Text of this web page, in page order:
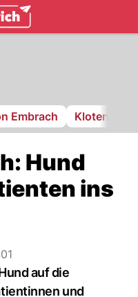
Embrach Kloten
Hund
ins
auf die
und